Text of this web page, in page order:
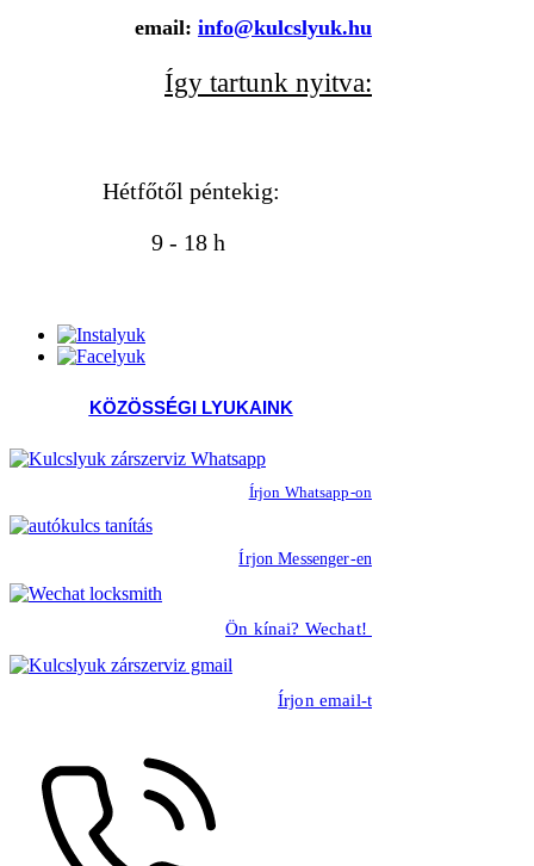
email: info@kulcslyuk.hu
Így tartunk nyitva:
Hétfőtől péntekig:
9 - 18 h
KÖZÖSSÉGI LYUKAINK
Írjon Whatsapp-on
Írjon Messenger-en
Ön kínai? Wechat!
Írjon email-t